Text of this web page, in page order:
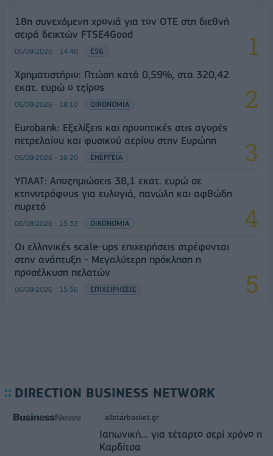
18η συνεχόμενη χρονιά για τον ΟΤΕ στη διεθνή
σειρά δεικτών FTSE4Good
06/08/2026 - 14:40 ESG
Χρηματιστήριο: Πτώση κατά 0,59%, στα 320,42
εκατ. ευρώ ο τζίρος
06/08/2026 - 18:10 ΟΙΚΟΝΟΜΙΑ
Eurobank: Εξελίξεις και προοπτικές στις αγορές
πετρελαίου και φυσικού αερίου στην Ευρώπη
06/08/2026 - 16:20 ΕΝΕΡΓΕΙΑ
ΥΠΑΑΤ: Αποζημιώσεις 38,1 εκατ. ευρώ σε
κτηνοτρόφους για ευλογιά, πανώλη και αφθώδη
πυρετό
06/08/2026 - 15:33 ΟΙΚΟΝΟΜΙΑ
Οι ελληνικές scale-ups επιχειρήσεις στρέφονται
στην ανάπτυξη - Μεγαλύτερη πρόκληση η
προσέλκυση πελατών
06/08/2026 - 15:56 ΕΠΙΧΕΙΡΗΣΕΙΣ
DIRECTION BUSINESS NETWORK
allstarbasket.gr
Ιαπωνική... για τέταρτο σερί χρόνο η
Καρδίτσα